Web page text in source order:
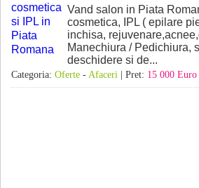
Vand salon in Piata
cosmetica, IPL ( epilare
inchisa,
Manechiura / Pedichiura,
deschidere si de...
Categoria: Oferte - Afaceri | Pret: 15 000 Euro